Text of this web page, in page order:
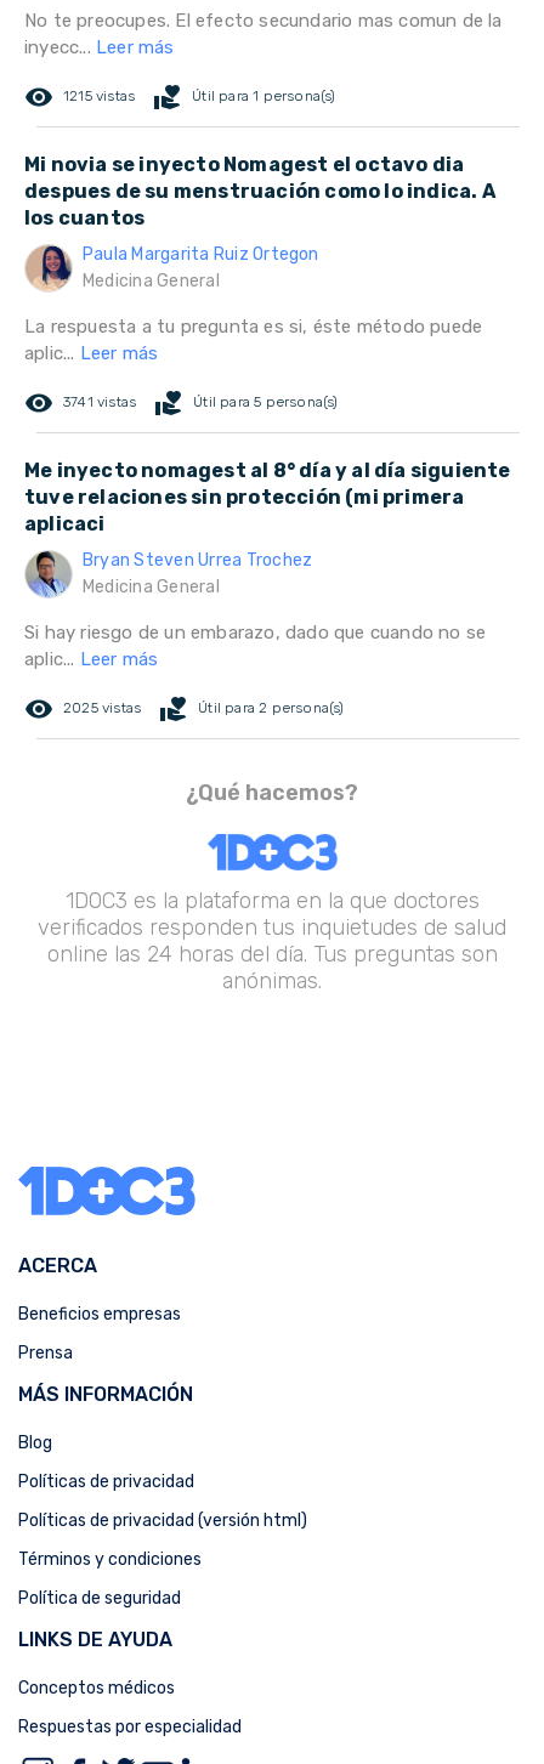
No te preocupes. El efecto secundario mas comun de la
inyecc... Leer más
remove_red_eye 1215 vistas volunteer_activism Útil para 1 persona(s)
Mi novia se inyecto Nomagest el octavo dia
despues de su menstruación como lo indica. A
los cuantos
Paula Margarita Ruiz Ortegon
Medicina General
La respuesta a tu pregunta es si, éste método puede
aplic... Leer más
remove_red_eye 3741 vistas volunteer_activism Útil para 5 persona(s)
Me inyecto nomagest al 8° día y al día siguiente
tuve relaciones sin protección (mi primera
aplicaci
Bryan Steven Urrea Trochez
Medicina General
Si hay riesgo de un embarazo, dado que cuando no se
aplic... Leer más
remove_red_eye 2025 vistas volunteer_activism Útil para 2 persona(s)
¿Qué hacemos?
1DOC3 es la plataforma en la que doctores
verificados responden tus inquietudes de salud
online las 24 horas del día. Tus preguntas son
anónimas.
ACERCA
Beneficios empresas
Prensa
MÁS INFORMACIÓN
Blog
Políticas de privacidad
Políticas de privacidad (versión html)
Términos y condiciones
Política de seguridad
LINKS DE AYUDA
Conceptos médicos
Respuestas por especialidad